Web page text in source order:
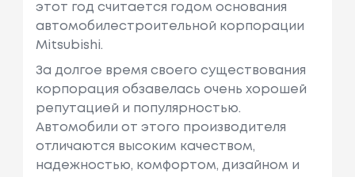
этот год считается годом основания
автомобилестроительной корпорации
Mitsubishi.
За долгое время своего существования
корпорация обзавелась очень хорошей
репутацией и популярностью.
Автомобили от этого производителя
отличаются высоким качеством,
надежностью, комфортом, дизайном и